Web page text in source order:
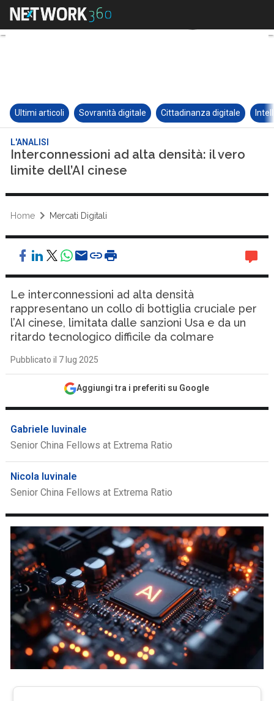
Ultimi articoli Sovranità digitale Cittadinanza digitale
L'ANALISI
Interconnessioni ad alta densità: il vero
limite dell’AI cinese
Home Mercati Digitali
Le interconnessioni ad alta densità
rappresentano un collo di bottiglia cruciale per
l’AI cinese, limitata dalle sanzioni Usa e da un
ritardo tecnologico difficile da colmare
Pubblicato il 7 lug 2025
Aggiungi tra i preferiti su Google
Gabriele Iuvinale
Senior China Fellows at Extrema Ratio
Nicola Iuvinale
Senior China Fellows at Extrema Ratio